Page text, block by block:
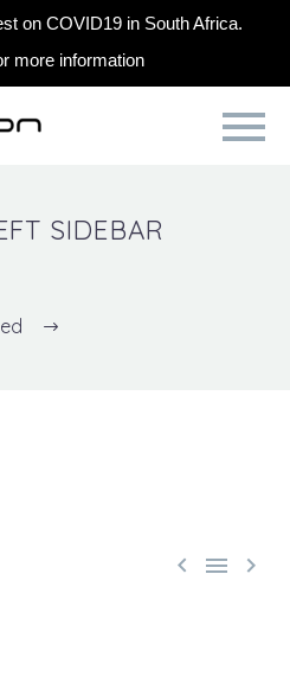
on COVID19 in South Africa.
more information
SIDEBAR
  